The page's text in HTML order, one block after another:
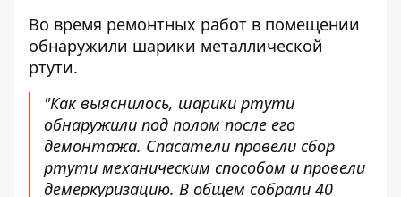
Во время ремонтных работ в помещении
обнаружили шарики металлической
ртути.
"Как выяснилось, шарики ртути
обнаружили под полом после его
демонтажа. Спасатели провели сбор
ртути механическим способом и провели
демеркуризацию. В общем собрали 40